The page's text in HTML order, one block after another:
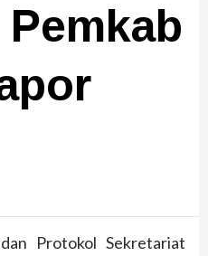
Protokol Sekretariat